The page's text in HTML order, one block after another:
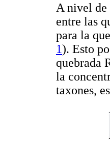
A nivel de
entre las
para la
1). Esto
quebrada
la
taxones,